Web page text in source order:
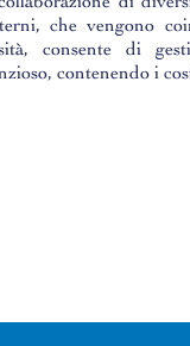
che vengono
consente di
contenendo i